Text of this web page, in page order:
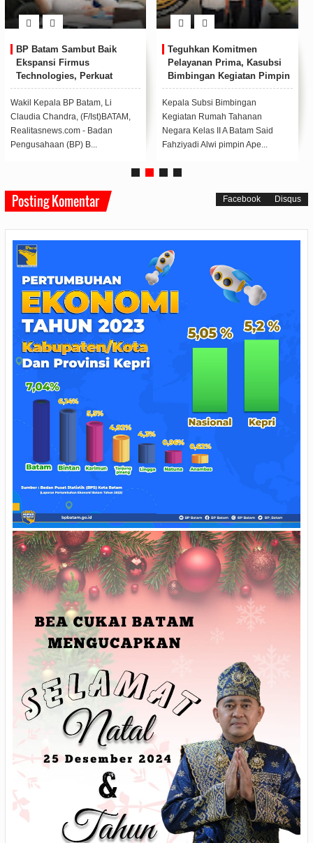
BP Batam Sambut Baik
Ekspansi Firmus
Technologies, Perkuat
Posisi Batam sebagai Hub
Infrastruktur AI Regional
Wakil Kepala BP Batam, Li
Claudia Chandra, (F/Ist)BATAM,
Realitasnews.com - Badan
Pengusahaan (BP) B...
Teguhkan Komitmen
Pelayanan Prima, Kasubsi
Bimbingan Kegiatan Pimpin
Apel Pagi Rutan Batam
Kepala Subsi Bimbingan
Kegiatan Rumah Tahanan
Negara Kelas II A Batam Said
Fahziyadi Alwi pimpin Ape...
Posting Komentar Facebook Disqus